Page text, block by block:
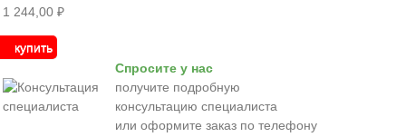
1 244,00 ₽
купить
Спросите у нас
получите подробную
консультацию специалиста
или оформите заказ по телефону